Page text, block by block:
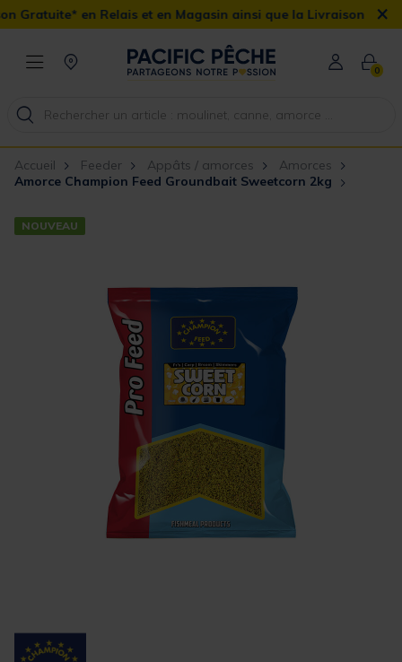
et en Magasin ainsi que la Livraison Domicile offerte dès 90€
×
0
Accueil Feeder Appâts / amorces
Amorces
Amorce Champion Feed Groundbait Sweetcorn 2kg
NOUVEAU